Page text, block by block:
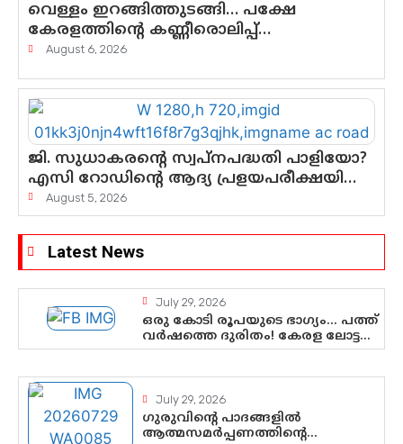
വെള്ളം ഇറങ്ങിത്തുടങ്ങി… പക്ഷേ
കേരളത്തിന്റെ കണ്ണീരൊലിപ്പ്
എന്നവസാനിക്കും?
August 6, 2026
ജി. സുധാകരന്റെ സ്വപ്നപദ്ധതി പാളിയോ?
എസി റോഡിന്റെ ആദ്യ പ്രളയപരീക്ഷയിൽ
ഉയരുന്നത് ഗുരുതര ചോദ്യങ്ങൾ
August 5, 2026
Latest News
July 29, 2026
ഒരു കോടി രൂപയുടെ ഭാഗ്യം… പത്ത്
വർഷത്തെ ദുരിതം! കേരള ലോട്ടറി
സംവിധാനത്തെ ചോദ്യം ചെയ്ത്
July 29, 2026
ഗുരുവിന്റെ പാദങ്ങളിൽ
ആത്മസമർപ്പണത്തിന്റെ